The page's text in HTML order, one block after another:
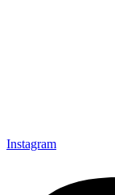
Instagram